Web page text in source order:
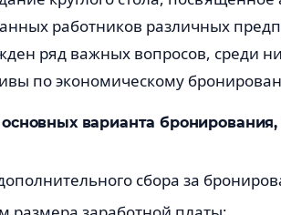
работников различных
ряд важных вопросов, среди
по экономическому
варианта
сбора за